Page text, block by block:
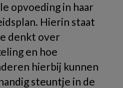
opvoeding in haar
Hierin staat
denkt over
en hoe
hierbij kunnen
steuntje in de